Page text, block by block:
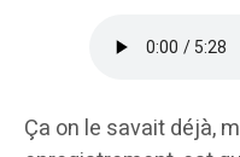
Ça on le savait déjà,